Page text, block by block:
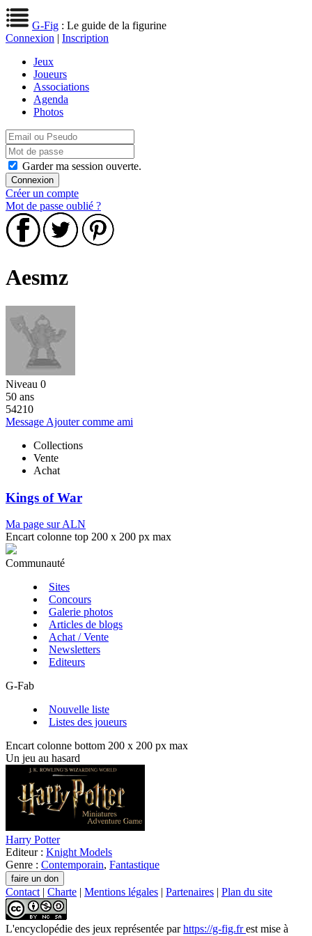
G-Fig : Le guide de la figurine
Connexion | Inscription
Jeux
Joueurs
Associations
Agenda
Photos
Garder ma session ouverte.
Créer un compte
Mot de passe oublié ?
Aesmz
Niveau 0
50 ans
54210
Message Ajouter comme ami
Collections
Vente
Achat
Kings of War
Ma page sur ALN
Encart colonne top 200 x 200 px max
Communauté
Sites
Concours
Galerie photos
Articles de blogs
Achat / Vente
Newsletters
Editeurs
G-Fab
Nouvelle liste
Listes des joueurs
Encart colonne bottom 200 x 200 px max
Un jeu au hasard
Harry Potter
Editeur : Knight Models
Genre : Contemporain, Fantastique
Contact | Charte | Mentions légales | Partenaires | Plan du site
L'encyclopédie des jeux représentée parhttps://g-fig.frest mise à